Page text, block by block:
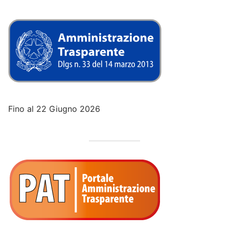
Fino al 22 Giugno 2026